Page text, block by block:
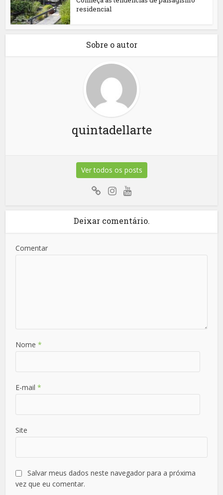
residencial
Sobre o autor
quintadellarte
Ver todos os posts
Deixar comentário.
Comentar
Nome*
E-mail*
Site
Salvar meus dados neste navegador para a próxima
vez que eu comentar.